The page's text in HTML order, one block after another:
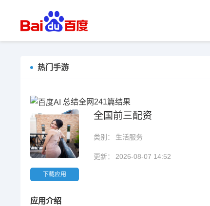
热门手游
总结全网241篇结果
下载应用
全国前三配资
类别： 生活服务
更新： 2026-08-07 14:52
应用介绍